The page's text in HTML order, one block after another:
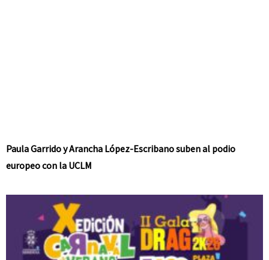
Paula Garrido y Arancha López-Escribano suben al podio
europeo con la UCLM